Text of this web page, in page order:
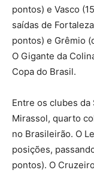
pontos) e Vasco
saídas de
pontos) e Grêmio
O Gigante da
Copa do Brasil.
Entre os clubes da
Mirassol, quarto
no Brasileirão. O
posições,
pontos). O